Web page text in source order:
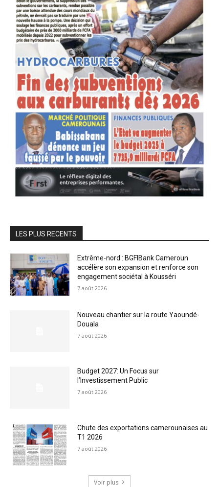
LES PLUS RECENTS
Extrême-nord : BGFIBank Cameroun
accélère son expansion et renforce son
engagement sociétal à Kousséri
7 août 2026
Nouveau chantier sur la route Yaoundé-
Douala
7 août 2026
Budget 2027: Un Focus sur
l’Investissement Public
7 août 2026
Chute des exportations camerounaises au
T1 2026
7 août 2026
Voir plus